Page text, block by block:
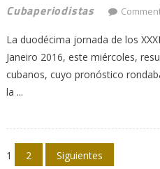
Cubaperiodistas
La duodécima jornada de los
Janeiro 2016, este miércoles,
cubanos, cuyo pronóstico
la ...
Navegación
1 2 Siguientes